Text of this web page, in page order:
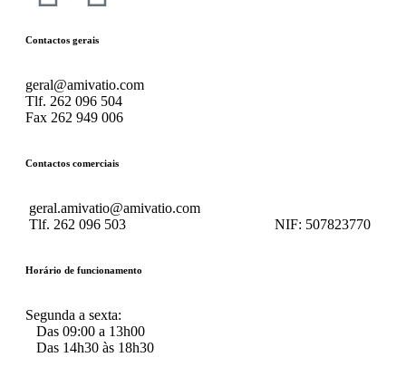
Contactos gerais
geral@amivatio.com
Tlf. 262 096 504
Fax 262 949 006
Contactos comerciais
geral.amivatio@amivatio.com
Tlf. 262 096 503 NIF: 507823770
Horário de funcionamento
Segunda a sexta:
Das 09:00 a 13h00
Das 14h30 às 18h30